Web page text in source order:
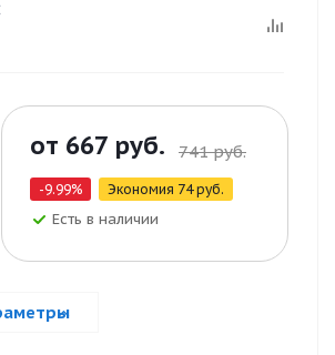
от 667 руб. 741 руб.
-9.99% Экономия 74 руб.
Есть в наличии